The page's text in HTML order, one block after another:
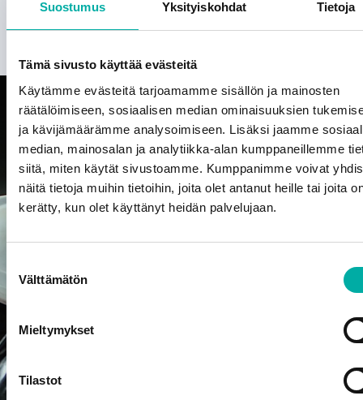
Suostumus Yksityiskohdat Tietoja
Tämä sivusto käyttää evästeitä
Käytämme evästeitä tarjoamamme sisällön ja mainosten
räätälöimiseen, sosiaalisen median ominaisuuksien
ja kävijämäärämme analysoimiseen. Lisäksi jaamme
median, mainosalan ja analytiikka-alan kumppaneillemme
siitä, miten käytät sivustoamme. Kumppanimme voivat
näitä tietoja muihin tietoihin, joita olet antanut heille tai joita
kerätty, kun olet käyttänyt heidän palvelujaan.
valinta
Välttämätön
Mieltymykset
Tilastot
Teollisuuden
vaatii